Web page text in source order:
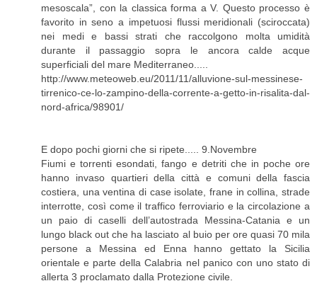
mesoscala”, con la classica forma a V. Questo processo è
favorito in seno a impetuosi flussi meridionali (sciroccata)
nei medi e bassi strati che raccolgono molta umidità
durante il passaggio sopra le ancora calde acque
superficiali del mare Mediterraneo.....
http://www.meteoweb.eu/2011/11/alluvione-sul-messinese-
tirrenico-ce-lo-zampino-della-corrente-a-getto-in-risalita-dal-
nord-africa/98901/
E dopo pochi giorni che si ripete..... 9.Novembre
Fiumi e torrenti esondati, fango e detriti che in poche ore
hanno invaso quartieri della città e comuni della fascia
costiera, una ventina di case isolate, frane in collina, strade
interrotte, così come il traffico ferroviario e la circolazione a
un paio di caselli dell’autostrada Messina-Catania e un
lungo black out che ha lasciato al buio per ore quasi 70 mila
persone a Messina ed Enna hanno gettato la Sicilia
orientale e parte della Calabria nel panico con uno stato di
allerta 3 proclamato dalla Protezione civile.